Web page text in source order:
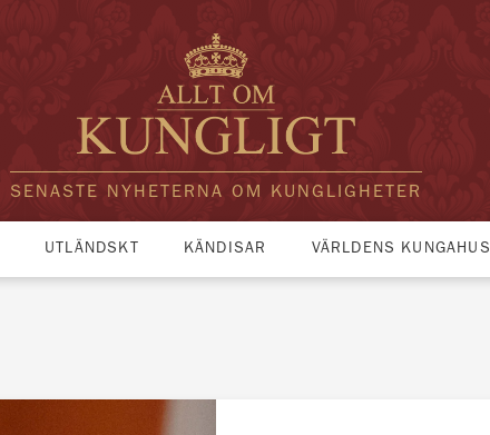
SENASTE NYHETERNA OM KUNGLIGHETER
UTLÄNDSKT KÄNDISAR VÄRLDENS KUNGAHUS